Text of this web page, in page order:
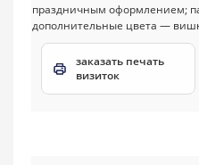
заказать печать
визиток